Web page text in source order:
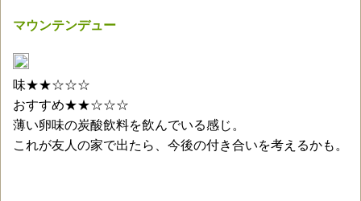
マウンテンデュー
味★★☆☆☆
おすすめ★★☆☆☆
薄い卵味の炭酸飲料を飲んでいる感じ。
これが友人の家で出たら、今後の付き合いを考えるかも。